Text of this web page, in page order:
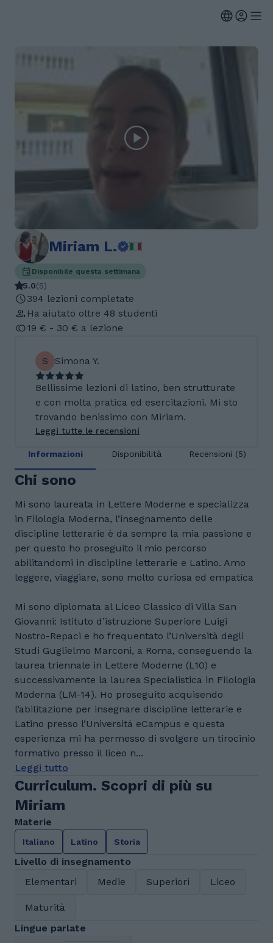
Miriam L.
Disponibile questa settimana
5.0(5)
394 lezioni completate
Ha aiutato oltre 48 studenti
19 € - 30 € a lezione
S Simona Y.
Bellissime lezioni di latino, ben strutturate
e con molta pratica ed esercitazioni. Mi sto
trovando benissimo con Miriam.
Leggi tutte le recensioni
Informazioni Disponibilità Recensioni (5)
Chi sono
Mi sono laureata in Lettere Moderne e specializza
in Filologia Moderna, l’insegnamento delle
discipline letterarie è da sempre la mia passione e
per questo ho proseguito il mio percorso
abilitandomi in discipline letterarie e Latino. Amo
leggere, viaggiare, sono molto curiosa ed empatica
Mi sono diplomata al Liceo Classico di Villa San
Giovanni: Istituto d’istruzione Superiore Luigi
Nostro-Repaci e ho frequentato l’Università degli
Studi Guglielmo Marconi, a Roma, conseguendo la
laurea triennale in Lettere Moderne (L10) e
successivamente la laurea Specialistica in Filologia
Moderna (LM-14). Ho proseguito acquisendo
l’abilitazione per insegnare discipline letterarie e
Latino presso l’Universitá eCampus e questa
esperienza mi ha permesso di svolgere un tirocinio
formativo presso il liceo n...
Leggi tutto
Curriculum. Scopri di più su
Miriam
Materie
Italiano Latino Storia
Livello di insegnamento
Elementari
Medie Superiori Liceo
Maturità
Lingue parlate